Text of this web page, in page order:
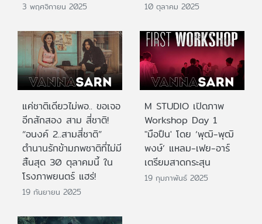
3 พฤศจิกายน 2025 10 ตุลาคม 2025
แค่ชาติเดียวไม่พอ.. ขอเจอ
อีกสักสอง สาม สี่ชาติ!
“อนงค์ 2..สามสี่ชาติ”
ตำนานรักข้ามภพชาติที่ไม่มี
สิ้นสุด 30 ตุลาคมนี้ ใน
โรงภาพยนตร์ แฮร่!
19 กันยายน 2025
M STUDIO เปิดภาพ
Workshop Day 1
"มือปืน' โดย ‘พุฒิ-พุฒิ
พงษ์’ แหลม-เฟย-อาร์
เตรียมสาดกระสุน
19 กุมภาพันธ์ 2025